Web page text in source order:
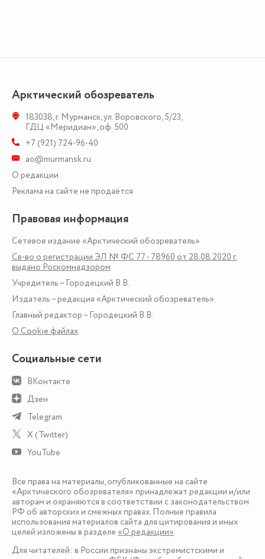
Арктический обозреватель
183038,г. Мурманск,ул. Воровского, 5/23,
ГДЦ «Меридиан», оф. 500
+7 (921) 724-96-40
ao@murmansk.ru
О редакции
Реклама на сайте не продаётся
Правовая информация
Сетевое издание «Арктический обозреватель»
Св-во о регистрации ЭЛ № ФС 77 - 78960 от 28.08.2020 г.
выдано Роскомнадзором
Учредитель – Городецкий В.В.
Издатель – редакция «Арктический обозреватель»
Главный редактор – Городецкий В.В.
О Сookie файлах
Социальные сети
ВКонтакте
Дзен
Telegram
X (Twitter)
YouTube
Все права на материалы, опубликованные на сайте
«Арктического обозревателя» принадлежат редакции и/или
авторам и охраняются в соответствии с законодательством
РФ об авторских и смежных правах. Полные правила
использования материалов сайта для цитирования и иных
целей изложены в разделе «О редакции».
Для читателей: в России признаны экстремистскими и